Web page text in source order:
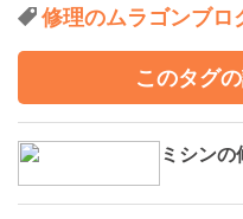
修理のムラゴンブロ
このタグ
ミシンの